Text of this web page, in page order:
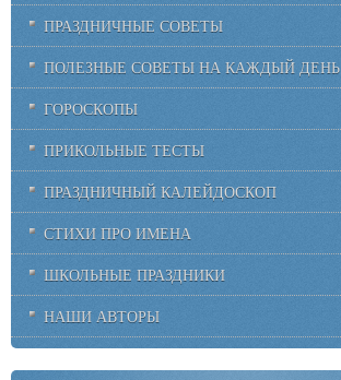
ПРАЗДНИЧНЫЕ СОВЕТЫ
ПОЛЕЗНЫЕ СОВЕТЫ НА КАЖДЫЙ ДЕНЬ
ГОРОСКОПЫ
ПРИКОЛЬНЫЕ ТЕСТЫ
ПРАЗДНИЧНЫЙ КАЛЕЙДОСКОП
СТИХИ ПРО ИМЕНА
ШКОЛЬНЫЕ ПРАЗДНИКИ
НАШИ АВТОРЫ